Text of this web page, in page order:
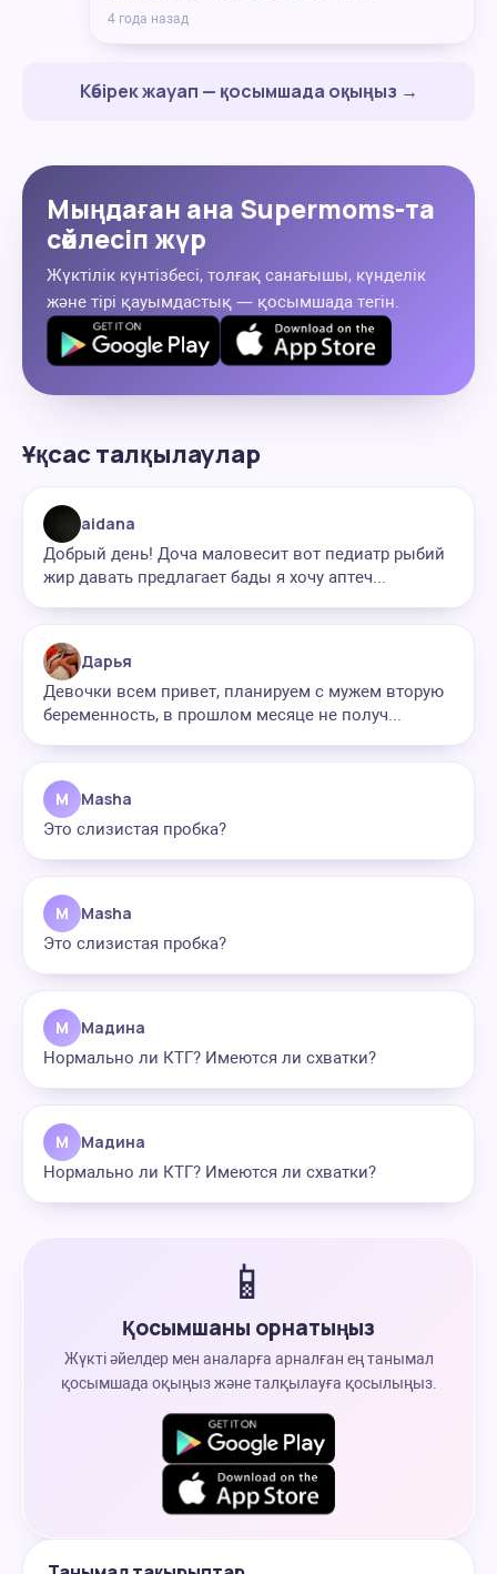
4 года назад
Көбірек жауап — қосымшада оқыңыз →
Мыңдаған ана Supermoms-та
сөйлесіп жүр
Жүктілік күнтізбесі, толғақ санағышы, күнделік
және тірі қауымдастық — қосымшада тегін.
Ұқсас талқылаулар
aidana
Добрый день! Доча маловесит вот педиатр рыбий
жир давать предлагает бады я хочу аптеч...
Дарья
Девочки всем привет, планируем с мужем вторую
беременность, в прошлом месяце не получ...
M Masha
Это слизистая пробка?
M Masha
Это слизистая пробка?
М Мадина
Нормально ли КТГ? Имеются ли схватки?
М Мадина
Нормально ли КТГ? Имеются ли схватки?
📱
Қосымшаны орнатыңыз
Жүкті әйелдер мен аналарға арналған ең танымал
қосымшада оқыңыз және талқылауға қосылыңыз.